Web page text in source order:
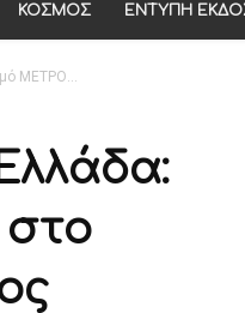
ΚΟΣΜΟΣ ΕΝΤΥΠΗ
ΜΕΤΡΟ...
στο